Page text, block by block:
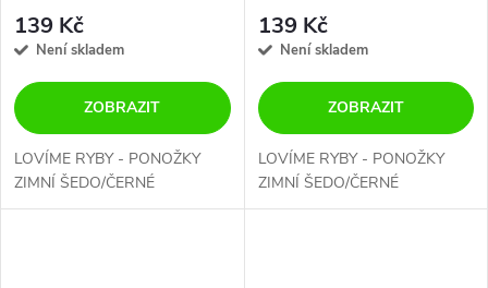
139 Kč
Není skladem
ZOBRAZIT
LOVÍME RYBY - PONOŽKY
ZIMNÍ ŠEDO/ČERNÉ
139 Kč
Není skladem
ZOBRAZIT
LOVÍME RYBY - PONOŽKY
ZIMNÍ ŠEDO/ČERNÉ